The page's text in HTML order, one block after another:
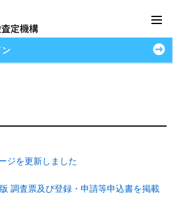
ン
ジを更新しました
調査票及び登録・申請等申込書を掲載